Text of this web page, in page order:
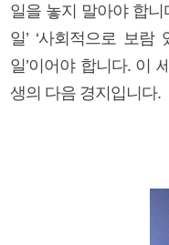
일을 놓지 말아야 합니
일’ ‘사회적으로 보람
일’이어야 합니다. 이
생의 다음 경지입니다.